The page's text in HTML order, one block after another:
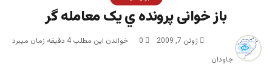
باز خوانی پرونده ي یک معامله گر
جاودان
ژوئن 7, 2009 0 خواندن این مطلب 4 دقیقه زمان میبرد